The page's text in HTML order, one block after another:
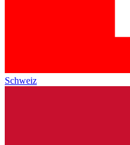
Schweiz